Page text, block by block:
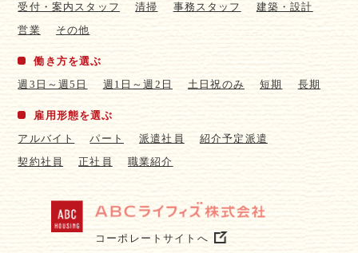
受付・案内スタッフ
清掃 事務スタッフ
建築・設計
営業
その他
働き方を選ぶ
週3日～週5日
週1日～週2日 土日祝のみ 短期 長期
雇用形態を選ぶ
アルバイト
パート 派遣社員
紹介予定派遣
契約社員
正社員 職業紹介
コーポレートサイトへ